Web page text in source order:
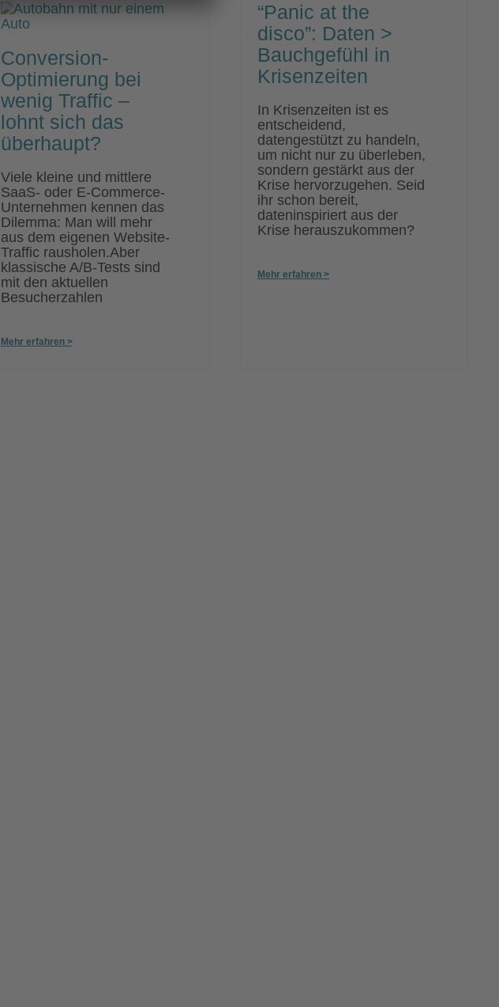
Conversion-
Optimierung bei
wenig Traffic –
lohnt sich das
überhaupt?
Viele kleine und mittlere
SaaS- oder E-Commerce-
Unternehmen kennen das
Dilemma: Man will mehr
aus dem eigenen Website-
Traffic rausholen.Aber
klassische A/B-Tests sind
mit den aktuellen
Besucherzahlen
Mehr erfahren >
“Panic at the
disco”: Daten >
Bauchgefühl in
Krisenzeiten
In Krisenzeiten ist es
entscheidend,
datengestützt zu handeln,
um nicht nur zu überleben,
sondern gestärkt aus der
Krise hervorzugehen. Seid
ihr schon bereit,
dateninspiriert aus der
Krise herauszukommen?
Mehr erfahren >